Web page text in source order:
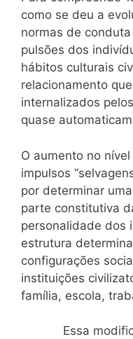
como se deu a
normas de
pulsões dos
hábitos culturais
relacionamento
internalizados
quase
O aumento no
impulsos
por determinar
parte constitutiva
personalidade dos
estrutura
configurações
instituições
família, escola,
Essa